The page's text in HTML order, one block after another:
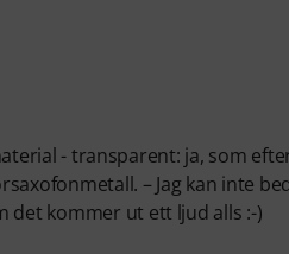
- transparent: ja, som
– Jag kan inte
det kommer ut ett ljud alls :-)